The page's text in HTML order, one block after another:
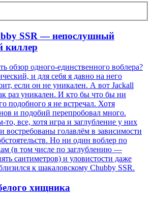
SSR — непослушный
киллер
обзор одного-единственного воблера?
и для себя я давно на него
если он не уникален. А вот Jackall
раз уникален. И кто бы что бы ни
подобного я не встречал. Хотя
и подобий перепробовал много.
все, хотя игра и заглубление у них
востребованы голавлём в зависимости
Но ни один воблер по
(в том числе по заглублению —
сантиметров) и уловистости даже
к шакаловскому Chubby SSR.
хищника